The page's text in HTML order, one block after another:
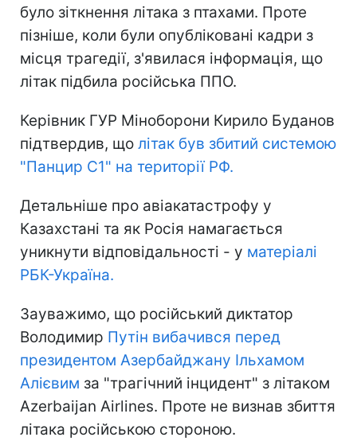
було зіткнення літака з птахами. Проте
пізніше, коли були опубліковані кадри з
місця трагедії, з'явилася інформація, що
літак підбила російська ППО.
Керівник ГУР Міноборони Кирило Буданов
підтвердив, що літак був збитий системою
"Панцир С1" на території РФ.
Детальніше про авіакатастрофу у
Казахстані та як Росія намагається
уникнути відповідальності - у матеріалі
РБК-Україна.
Зауважимо, що російський диктатор
Володимир Путін вибачився перед
президентом Азербайджану Ільхамом
Алієвим за "трагічний інцидент" з літаком
Azerbaijan Airlines. Проте не визнав збиття
літака російською стороною.